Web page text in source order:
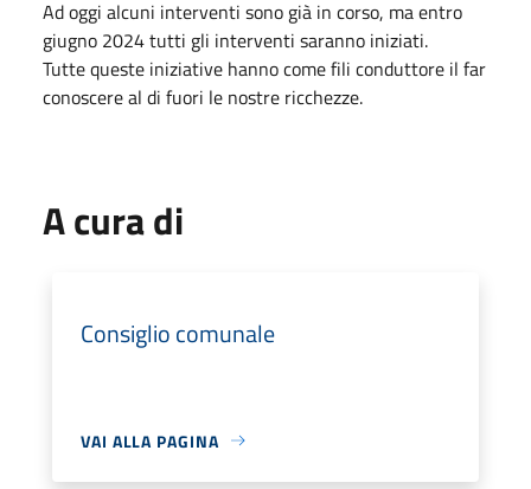
Ad oggi alcuni interventi sono già in corso, ma entro
giugno 2024 tutti gli interventi saranno iniziati.
Tutte queste iniziative hanno come fili conduttore il far
conoscere al di fuori le nostre ricchezze.
A cura di
Consiglio comunale
VAI ALLA PAGINA